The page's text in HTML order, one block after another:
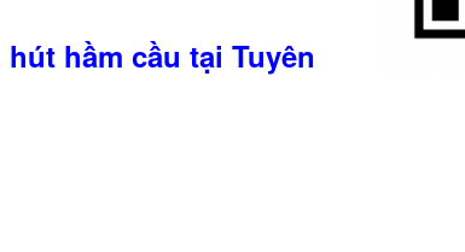
hầm cầu tại Tuyên